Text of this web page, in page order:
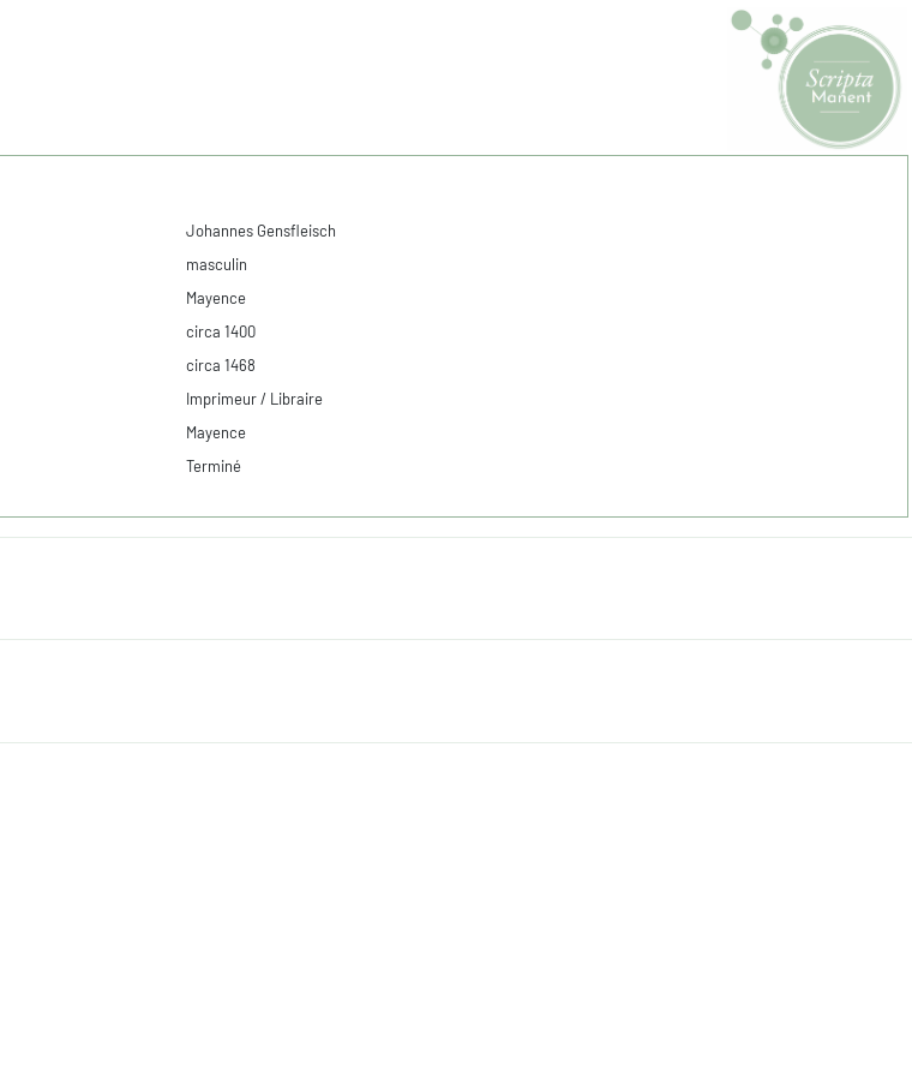
Johannes Gensfleisch
masculin
Mayence
circa 1400
circa 1468
Imprimeur / Libraire
Mayence
Terminé